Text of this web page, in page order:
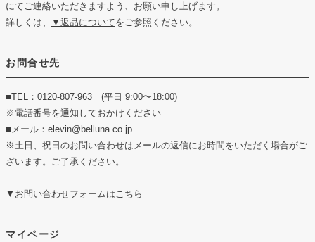
にてご連絡いただきますよう、お願い申し上げます。
詳しくは、
▼返品についてをご参照ください。
お問合せ先
■TEL：0120-807-963 (平日 9:00〜18:00)
※電話番号を通知しておかけください
■メール：elevin@belluna.co.jp
※土日、祝日のお問い合わせはメールの返信にお時間をいただく場合がご
ざいます。ご了承ください。
▼お問い合わせフォームはこちら
マイページ